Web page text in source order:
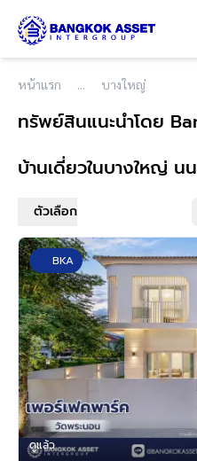
หน้าแรก บางใหญ่
ทรัพย์สินแนะนำโดย
บ้านเดี่ยวในบางใหญ่ น
ตัวเลือก
BKA
ดูแล้ว